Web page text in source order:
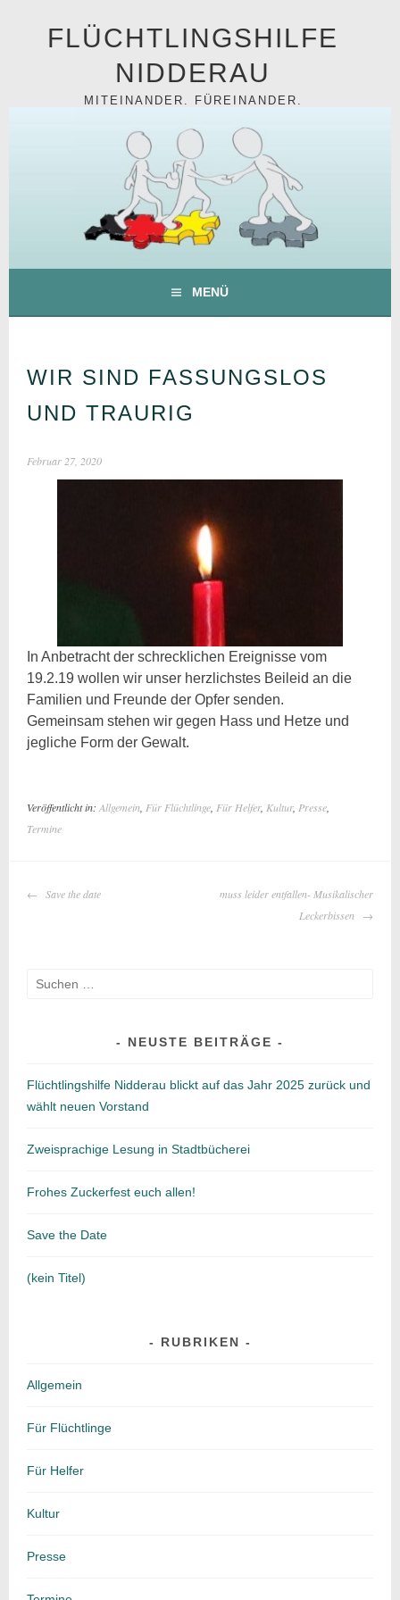
FLÜCHTLINGSHILFE
NIDDERAU
MITEINANDER. FÜREINANDER.
MENÜ
WIR SIND FASSUNGSLOS
UND TRAURIG
Februar 27, 2020
In Anbetracht der schrecklichen Ereignisse vom
19.2.19 wollen wir unser herzlichstes Beileid an die
Familien und Freunde der Opfer senden.
Gemeinsam stehen wir gegen Hass und Hetze und
jegliche Form der Gewalt.
Veröffentlicht in:Allgemein Für Flüchtlinge Für Helfer, Kultur, Presse
Termine
BEITRAGS-
Save the date
muss leider entfallen- Musikalischer
Leckerbissen
Suche
NEUSTE BEITRÄGE
Flüchtlingshilfe Nidderau blickt auf das Jahr 2025 zurück und
wählt neuen Vorstand
Zweisprachige Lesung in Stadtbücherei
Frohes Zuckerfest euch allen!
Save the Date
(kein Titel)
RUBRIKEN
Allgemein
Für Flüchtlinge
Für Helfer
Kultur
Presse